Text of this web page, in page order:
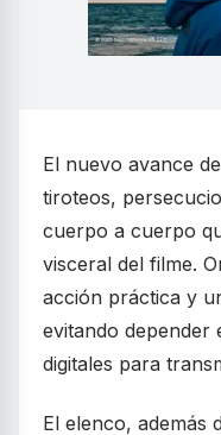
El nuevo avance
tiroteos,
cuerpo a cuerpo
visceral del filme.
acción práctica y
evitando depender
digitales para
El elenco, además